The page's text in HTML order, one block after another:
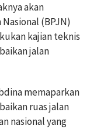
akan
(BPJN)
kajian teknis
jalan
memaparkan
ruas jalan
nasional yang